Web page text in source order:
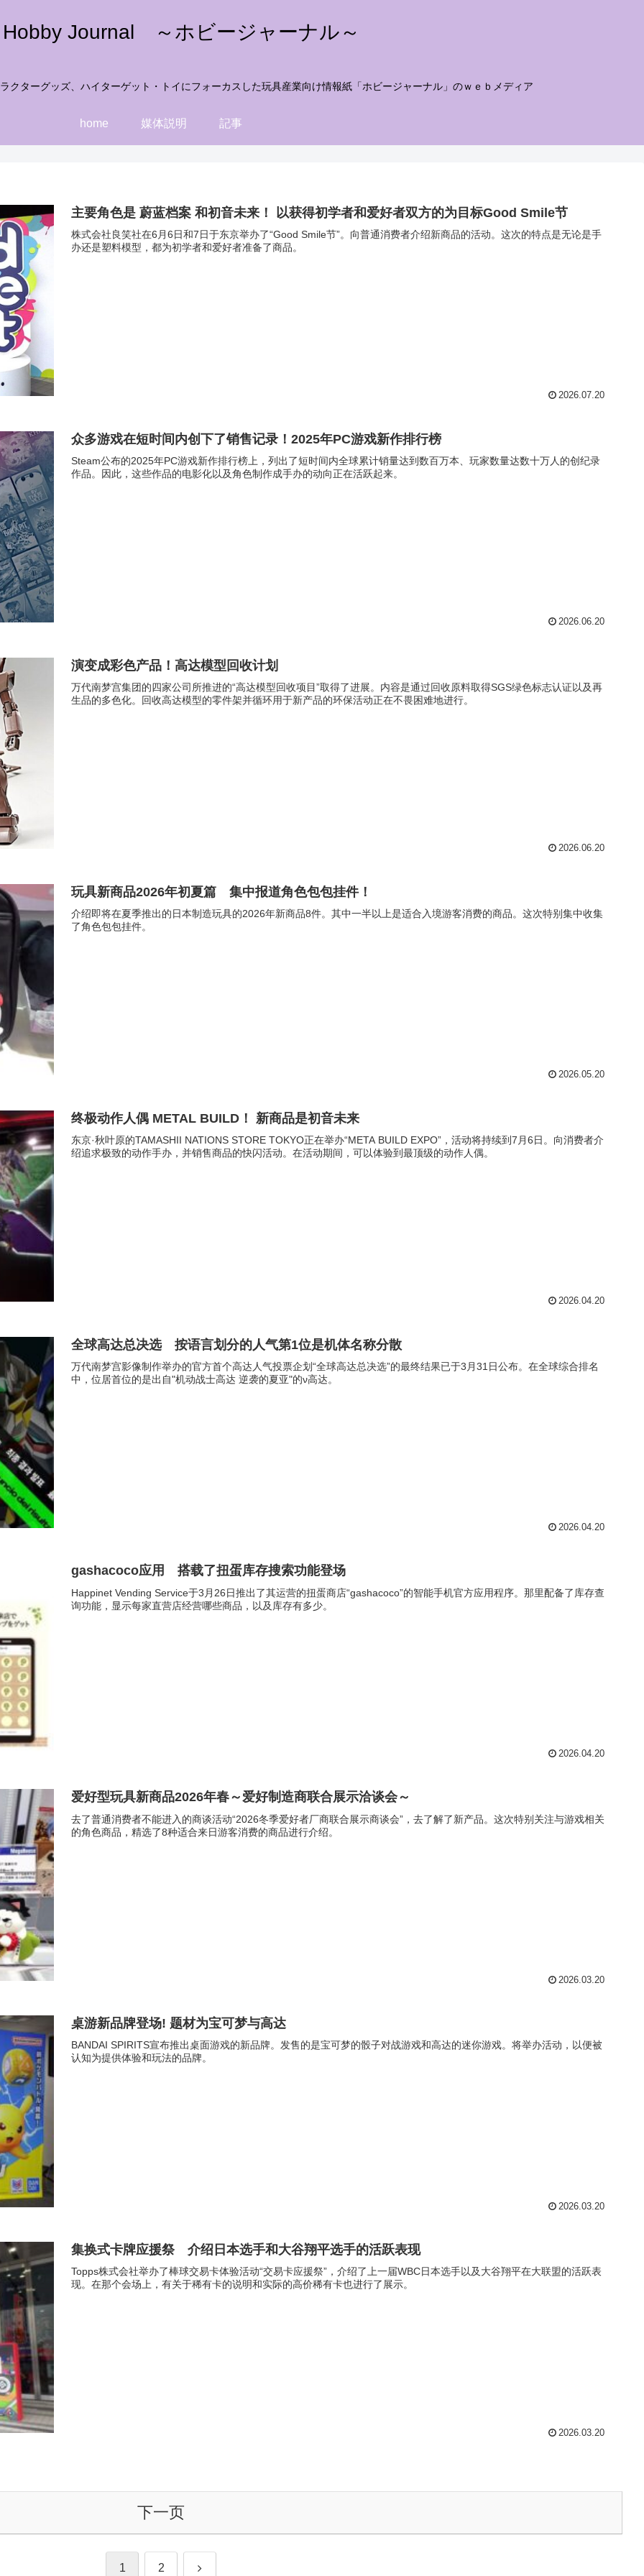
Journal ～ホビージャーナル～
クターグッズ、ハイターゲット・トイにフォーカスした玩具産業向け情報紙「ホビージャーナル」のｗｅｂメディア
home 媒体説明 記事
主要角色是 蔚蓝档案 和初音未来！ 以获得初学者和爱好者双方的为目标Good Smile节
株式会社良笑社在6月6日和7日于东京举办了“Good Smile节”。向普通消费者介绍新商品的活动。这次的特点是无论是手
办还是塑料模型，都为初学者和爱好者准备了商品。
2026.07.20
众多游戏在短时间内创下了销售记录！2025年PC游戏新作排行榜
Steam公布的2025年PC游戏新作排行榜上，列出了短时间内全球累计销量达到数百万本、玩家数量达数十万人的创纪录
作品。因此，这些作品的电影化以及角色制作成手办的动向正在活跃起来。
2026.06.20
演变成彩色产品！高达模型回收计划
万代南梦宫集团的四家公司所推进的“高达模型回收项目”取得了进展。内容是通过回收原料取得SGS绿色标志认证以及再
生品的多色化。回收高达模型的零件架并循环用于新产品的环保活动正在不畏困难地进行。
2026.06.20
玩具新商品2026年初夏篇 集中报道角色包包挂件！
介绍即将在夏季推出的日本制造玩具的2026年新商品8件。其中一半以上是适合入境游客消费的商品。这次特别集中收集
了角色包包挂件。
2026.05.20
终极动作人偶 METAL BUILD！ 新商品是初音未来
东京·秋叶原的TAMASHII NATIONS STORE TOKYO正在举办“META BUILD EXPO”，活动将持续到7月6日。向消费者介
绍追求极致的动作手办，并销售商品的快闪活动。在活动期间，可以体验到最顶级的动作人偶。
2026.04.20
全球高达总决选 按语言划分的人气第1位是机体名称分散
万代南梦宫影像制作举办的官方首个高达人气投票企划“全球高达总决选”的最终结果已于3月31日公布。在全球综合排名
中，位居首位的是出自"机动战士高达 逆袭的夏亚"的ν高达。
2026.04.20
gashacoco应用 搭载了扭蛋库存搜索功能登场
Happinet Vending Service于3月26日推出了其运营的扭蛋商店“gashacoco”的智能手机官方应用程序。那里配备了库存查
询功能，显示每家直营店经营哪些商品，以及库存有多少。
2026.04.20
爱好型玩具新商品2026年春～爱好制造商联合展示洽谈会～
去了普通消费者不能进入的商谈活动“2026冬季爱好者厂商联合展示商谈会”，去了解了新产品。这次特别关注与游戏相关
的角色商品，精选了8种适合来日游客消费的商品进行介绍。
2026.03.20
桌游新品牌登场! 题材为宝可梦与高达
BANDAI SPIRITS宣布推出桌面游戏的新品牌。发售的是宝可梦的骰子对战游戏和高达的迷你游戏。将举办活动，以便被
认知为提供体验和玩法的品牌。
2026.03.20
集换式卡牌应援祭 介绍日本选手和大谷翔平选手的活跃表现
Topps株式会社举办了棒球交易卡体验活动“交易卡应援祭”，介绍了上一届WBC日本选手以及大谷翔平在大联盟的活跃表
现。在那个会场上，有关于稀有卡的说明和实际的高价稀有卡也进行了展示。
2026.03.20
下一页
1 2 下